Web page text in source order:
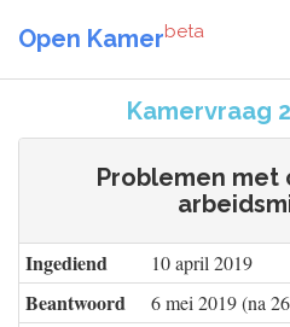
Open Kamerbeta
Kamervraag
Problemen met
Ingediend 10 april 2019
Beantwoord 6 mei 2019 (na